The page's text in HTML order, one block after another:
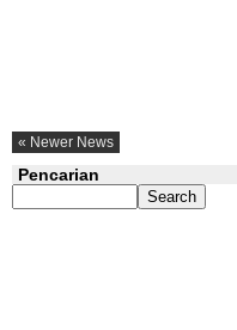
« Newer News
Pencarian